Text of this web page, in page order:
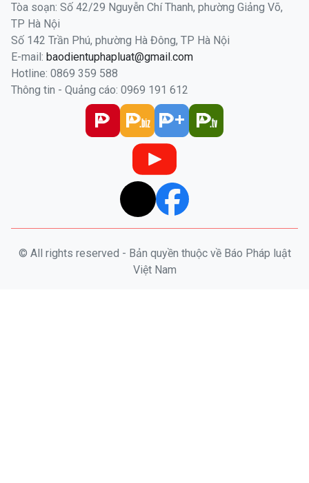
Tòa soạn: Số 42/29 Nguyễn Chí Thanh, phường Giảng Võ,
TP Hà Nội
Số 142 Trần Phú, phường Hà Đông, TP Hà Nội
E-mail: baodientuphapluat@gmail.com
Hotline: 0869 359 588
Thông tin - Quảng cáo: 0969 191 612
© All rights reserved - Bản quyền thuộc về Báo Pháp luật
Việt Nam